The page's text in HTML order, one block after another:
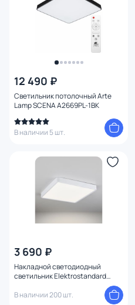
12 490 ₽
Светильник потолочный Arte
Lamp SCENA A2669PL-1BK
В наличии 5 шт.
3 690 ₽
Накладной светодиодный
светильник Elektrostandard
В наличии 200 шт.